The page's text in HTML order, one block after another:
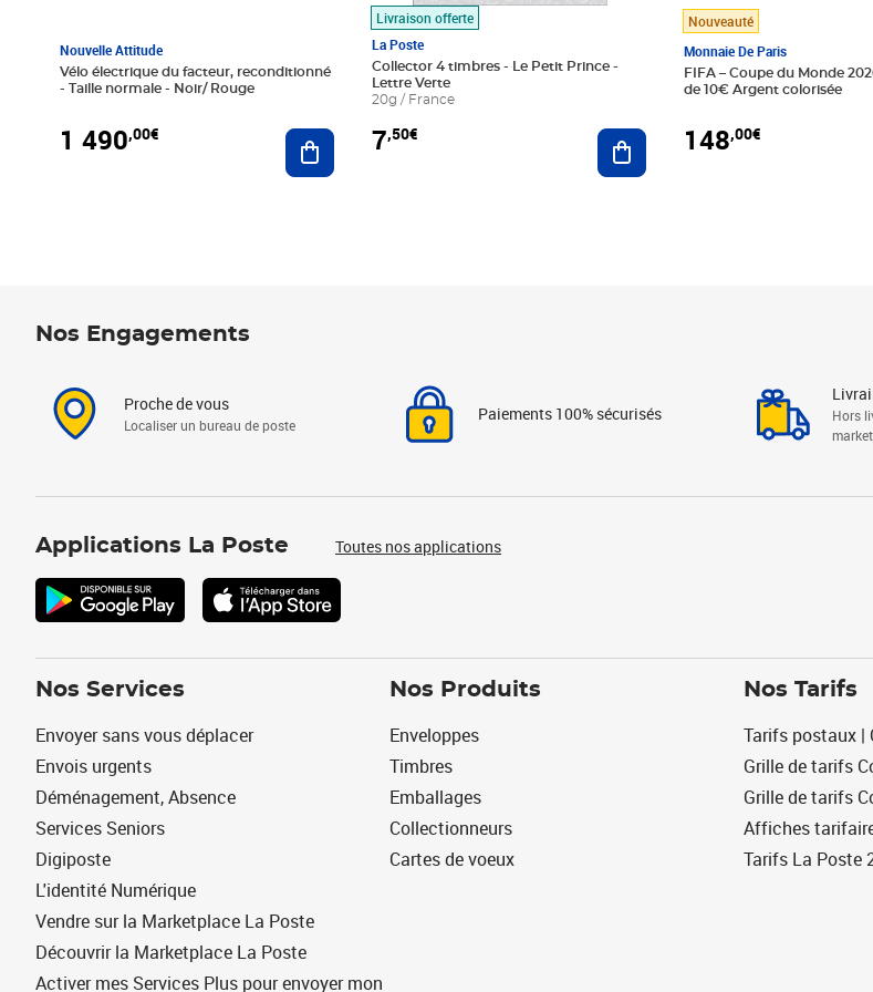
Nouvelle Attitude
Vélo électrique du facteur, reconditionné
- Taille normale - Noir/ Rouge
1 490,00€ Ajouter au panier
Livraison offerte
La Poste
Collector 4 timbres - Le Petit Prince -
Lettre Verte
20g / France
7,50€ Ajouter au panier
Nouveauté
Monnaie De Paris
FIFA – Coupe du Monde
de 10€ Argent colorisée
148,00€
Nos Engagements
Proche de vous
Localiser un bureau de poste
Paiements 100% sécurisés
Hors
Applications La Poste Toutes nos applications
Nos Services
Envoyer sans vous déplacer
Envois urgents
Déménagement, Absence
Services Seniors
Digiposte
L'identité Numérique
Vendre sur la Marketplace La Poste
Découvrir la Marketplace La Poste
Activer mes Services Plus pour envoyer mon
Nos Produits
Enveloppes
Timbres
Emballages
Collectionneurs
Cartes de voeux
Nos Tarifs
Tarifs postaux |
Grille de tarifs
Grille de tarifs
Affiches
Tarifs La Poste